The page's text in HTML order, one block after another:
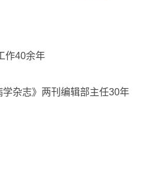
作40余年
杂志》两刊编辑部主任30年